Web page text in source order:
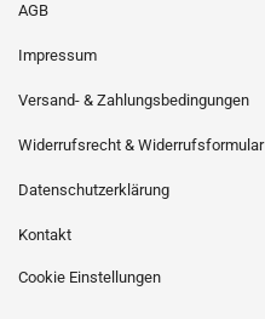
AGB
Impressum
Versand- & Zahlungsbedingungen
Widerrufsrecht & Widerrufsformular
Datenschutzerklärung
Kontakt
Cookie Einstellungen